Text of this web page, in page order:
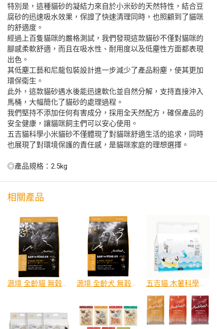
特別是，這種貓砂的凝結力來自於小米砂的天然特性，結合豆
腐砂的迅速吸水效果，保證了快速清理同時，也照顧到了貓咪
的舒適度。
經過上百隻貓咪的嚴格測試，我們發現這款貓砂不僅對貓咪的
腳感柔軟舒適，而且在吸水性、耐用度以及低塵性方面都表現
出色。
其低塵工藝和尼龍包裝設計進一步減少了產品粉塵，使其更加
環保衛生。
此外，這款貓砂遇水後能迅速軟化並自然分解，支持直接沖入
馬桶，大幅簡化了貓砂的處理過程。
我們堅持不添加任何有害成分，採用全天然配方，確保產品的
安全健康，讓貓咪飼主們可以安心使用。
五吉貓科學小米貓砂不僅體現了對貓咪舒適生活的追求，同時
也展現了對環境保護的責任感，是貓咪家庭的理想選擇。
◎產品規格：2.5kg
相關產品
源境 全齡貓 無穀亮毛美膚糧 源境 全齡犬 無穀亮毛美膚糧 五吉貓 木薯科學貓砂 2.5KG